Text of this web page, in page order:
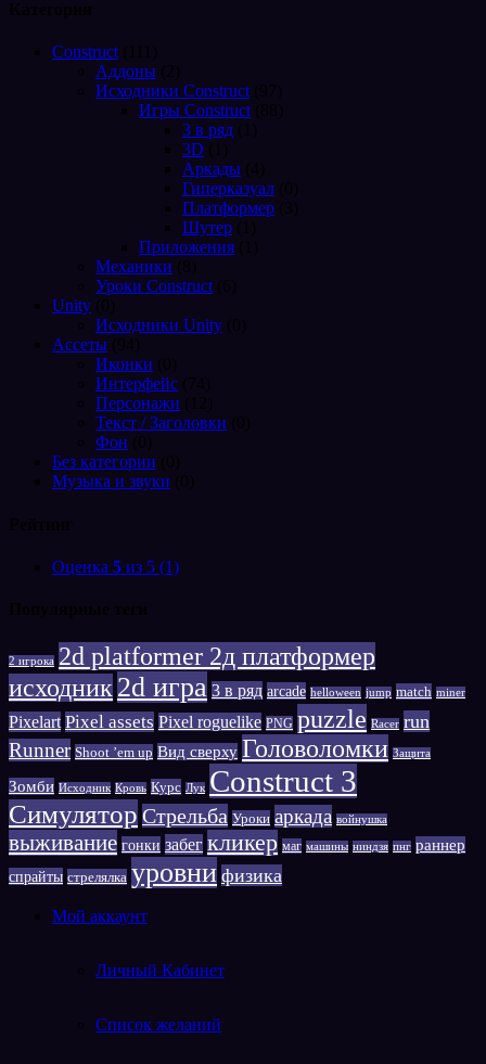
Construct
Аддоны
Исходники Construct
Игры Construct
3 в ряд
3D
Аркады
Гиперказуал
Платформер
Шутер
Приложения
Механики
Уроки Construct
Unity
Исходники Unity
Ассеты
Иконки
Интерфейс
Персонажи
Текст / Заголовки
Фон
Без категории
Музыка и звуки
Оценка 5 из 5 (1)
2 игрока 2d platformer 2д платформер
исходник2d игра 3 в ряд arcade helloween jump match miner
Pixelart Pixel assets Pixel roguelike PNG puzzle Racer run
Runner Shoot ’em up Вид сверху Головоломки Защита
Зомби Исходник Кровь Курс Лук Сonstruct 3
Симулятор Стрельба Уроки аркада войнушка
выживание гонки забег кликер маг машины ниндзя пнг раннер
спрайты стрелялка уровни физика
Мой аккаунт
Личный Кабинет
Список желаний